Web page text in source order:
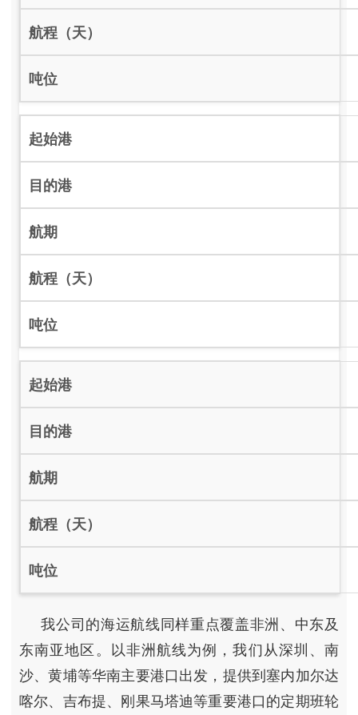
我公司的海运航线同样重点覆盖非洲、中东及
东南亚地区。以非洲航线为例，我们从深圳、南
沙、黄埔等华南主要港口出发，提供到塞内加尔达
喀尔、吉布提、刚果马塔迪等重要港口的定期班轮